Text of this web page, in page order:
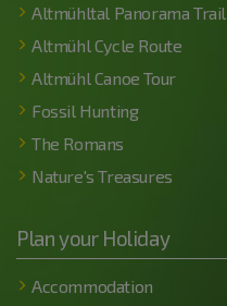
Altmühltal Panorama Trail
Altmühl Cycle Route
Altmühl Canoe Tour
Fossil Hunting
The Romans
Nature's Treasures
Plan your Holiday
Accommodation